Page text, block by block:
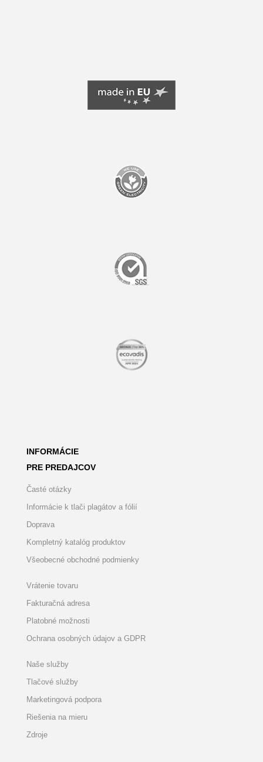
INFORMÁCIE
PRE PREDAJCOV
Časté otázky
Informácie k tlači plagátov a fólií
Doprava
Kompletný katalóg produktov
Všeobecné obchodné podmienky
Vrátenie tovaru
Fakturačná adresa
Platobné možnosti
Ochrana osobných údajov a GDPR
Naše služby
Tlačové služby
Marketingová podpora
Riešenia na mieru
Zdroje